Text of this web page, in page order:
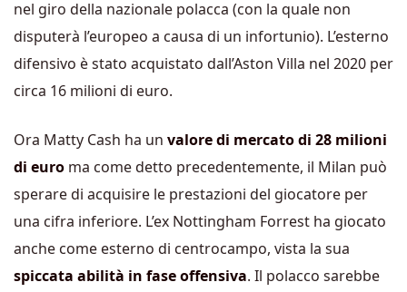
nel giro della nazionale polacca (con la quale non
disputerà l’europeo a causa di un infortunio). L’esterno
difensivo è stato acquistato dall’Aston Villa nel 2020 per
circa 16 milioni di euro.
Ora Matty Cash ha un valore di mercato di 28 milioni
di euro ma come detto precedentemente, il Milan può
sperare di acquisire le prestazioni del giocatore per
una cifra inferiore. L’ex Nottingham Forrest ha giocato
anche come esterno di centrocampo, vista la sua
spiccata abilità in fase offensiva. Il polacco sarebbe